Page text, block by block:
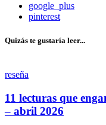
google_plus
pinterest
Quizás te gustaría leer...
reseña
11 lecturas que
– abril 2026